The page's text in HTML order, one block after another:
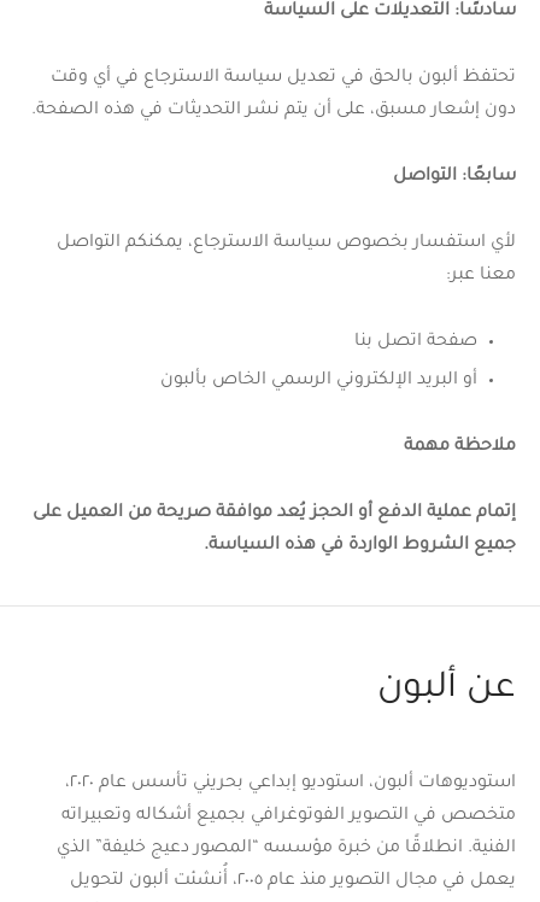
سادسًا: التعديلات على السياسة
تحتفظ ألبون بالحق في تعديل سياسة الاسترجاع في أي وقت
دون إشعار مسبق، على أن يتم نشر التحديثات في هذه الصفحة.
سابعًا: التواصل
لأي استفسار بخصوص سياسة الاسترجاع، يمكنكم التواصل
معنا عبر:
صفحة اتصل بنا
أو البريد الإلكتروني الرسمي الخاص بألبون
ملاحظة مهمة
إتمام عملية الدفع أو الحجز يُعد موافقة صريحة من العميل على
جميع الشروط الواردة في هذه السياسة.
عن ألبون
استوديوهات ألبون، استوديو إبداعي بحريني تأسس عام ٢٠٢٠،
متخصص في التصوير الفوتوغرافي بجميع أشكاله وتعبيراته
الفنية. انطلاقًا من خبرة مؤسسه “المصور دعيج خليفة” الذي
يعمل في مجال التصوير منذ عام ٢٠٠٥، أُنشئت ألبون لتحويل